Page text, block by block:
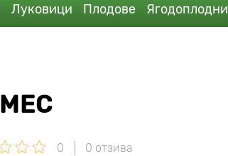
Луковици Плодове Ягодоплодни
0 0 отзива